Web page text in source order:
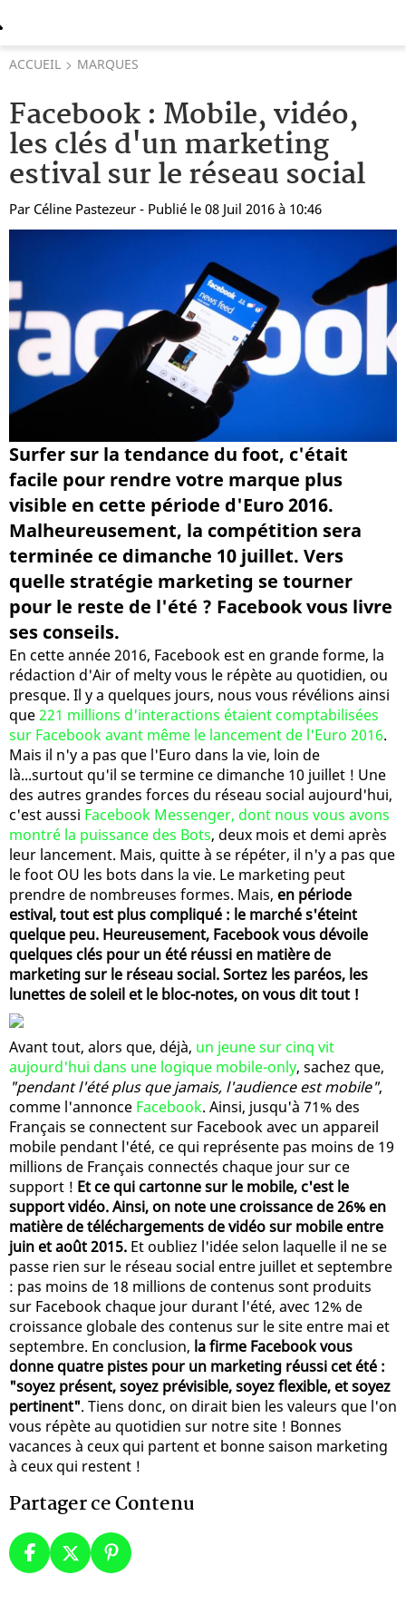
ACCUEIL MARQUES
Facebook : Mobile, vidéo,
les clés d'un marketing
estival sur le réseau social
Par Céline Pastezeur - Publié le 08 Juil 2016 à 10:46
Surfer sur la tendance du foot, c'était
facile pour rendre votre marque plus
visible en cette période d'Euro 2016.
Malheureusement, la compétition sera
terminée ce dimanche 10 juillet. Vers
quelle stratégie marketing se tourner
pour le reste de l'été ? Facebook vous livre
ses conseils.
En cette année 2016, Facebook est en grande forme, la
rédaction d'Air of melty vous le répète au quotidien, ou
presque. Il y a quelques jours, nous vous révélions ainsi
que221 millions d'interactions étaient comptabilisées
sur Facebook avant même le lancement de l'Euro 2016.
Mais il n'y a pas que l'Euro dans la vie, loin de
là...surtout qu'il se termine ce dimanche 10 juillet ! Une
des autres grandes forces du réseau social aujourd'hui,
c'est aussi Facebook Messenger, dont nous vous avons
montré la puissance des Bots, deux mois et demi après
leur lancement. Mais, quitte à se répéter, il n'y a pas que
le foot OU les bots dans la vie. Le marketing peut
prendre de nombreuses formes. Mais, en période
estival, tout est plus compliqué : le marché s'éteint
quelque peu. Heureusement, Facebook vous dévoile
quelques clés pour un été réussi en matière de
marketing sur le réseau social. Sortez les paréos, les
lunettes de soleil et le bloc-notes, on vous dit tout !
Avant tout, alors que, déjà, un jeune sur cinq vit
aujourd'hui dans une logique mobile-only, sachez que,
"pendant l'été plus que jamais, l'audience est mobile",
comme l'annonce Facebook. Ainsi, jusqu'à 71% des
Français se connectent sur Facebook avec un appareil
mobile pendant l'été, ce qui représente pas moins de 19
millions de Français connectés chaque jour sur ce
support ! Et ce qui cartonne sur le mobile, c'est le
support vidéo. Ainsi, on note une croissance de 26% en
matière de téléchargements de vidéo sur mobile entre
juin et août 2015. Et oubliez l'idée selon laquelle il ne se
passe rien sur le réseau social entre juillet et septembre
: pas moins de 18 millions de contenus sont produits
sur Facebook chaque jour durant l'été, avec 12% de
croissance globale des contenus sur le site entre mai et
septembre. En conclusion, la firme Facebook vous
donne quatre pistes pour un marketing réussi cet été :
"soyez présent, soyez prévisible, soyez flexible, et soyez
pertinent". Tiens donc, on dirait bien les valeurs que l'on
vous répète au quotidien sur notre site ! Bonnes
vacances à ceux qui partent et bonne saison marketing
à ceux qui restent !
Partager ce Contenu